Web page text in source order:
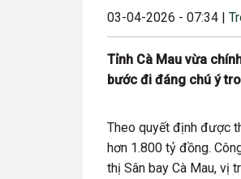
03-04-2026 - 07:34 |
Tỉnh Cà Mau vừa
bước đi đáng chú ý
Theo quyết định được
hơn 1.800 tỷ đồng.
thị Sân bay Cà Mau, vị